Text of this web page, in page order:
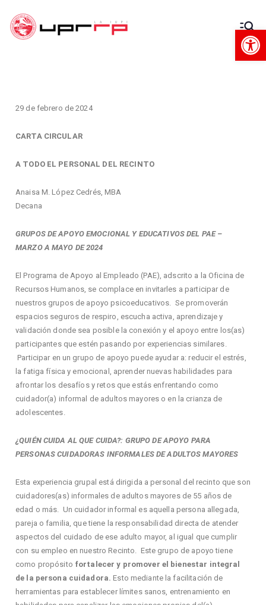
Decanato de Administración
29 de febrero de 2024
CARTA CIRCULAR
A TODO EL PERSONAL DEL RECINTO
Anaisa M. López Cedrés, MBA
Decana
GRUPOS DE APOYO EMOCIONAL Y EDUCATIVOS DEL PAE –
MARZO A MAYO DE 2024
El Programa de Apoyo al Empleado (PAE), adscrito a la Oficina de
Recursos Humanos, se complace en invitarles a participar de
nuestros grupos de apoyo psicoeducativos. Se promoverán
espacios seguros de respiro, escucha activa, aprendizaje y
validación donde sea posible la conexión y el apoyo entre los(as)
participantes que estén pasando por experiencias similares.
Participar en un grupo de apoyo puede ayudar a: reducir el estrés,
la fatiga física y emocional, aprender nuevas habilidades para
afrontar los desafíos y retos que estás enfrentando como
cuidador(a) informal de adultos mayores o en la crianza de
adolescentes.
¿QUIÉN CUIDA AL QUE CUIDA?: GRUPO DE APOYO PARA
PERSONAS CUIDADORAS INFORMALES DE ADULTOS MAYORES
Esta experiencia grupal está dirigida a personal del recinto que son
cuidadores(as) informales de adultos mayores de 55 años de
edad o más. Un cuidador informal es aquella persona allegada,
pareja o familia, que tiene la responsabilidad directa de atender
aspectos del cuidado de ese adulto mayor, al igual que cumplir
con su empleo en nuestro Recinto. Este grupo de apoyo tiene
como propósito fortalecer y promover el bienestar integral
de la persona cuidadora. Esto mediante la facilitación de
herramientas para establecer límites sanos, entrenamiento en